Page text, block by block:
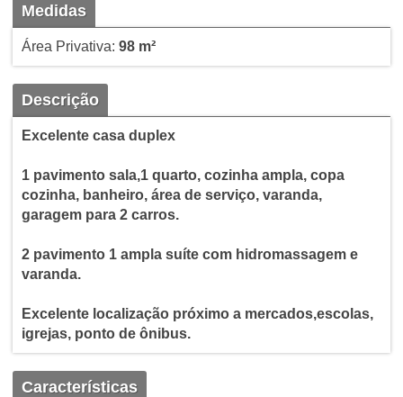
Medidas
Área Privativa: 98 m²
Descrição
Excelente casa duplex
1 pavimento sala,1 quarto, cozinha ampla, copa
cozinha, banheiro, área de serviço, varanda,
garagem para 2 carros.
2 pavimento 1 ampla suíte com hidromassagem e
varanda.
Excelente localização próximo a mercados,escolas,
igrejas, ponto de ônibus.
Características